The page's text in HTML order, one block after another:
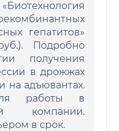
гепатитов»
Подробно
получения
в дрожжах
на адъювантах.
работы в
компании.
в срок.